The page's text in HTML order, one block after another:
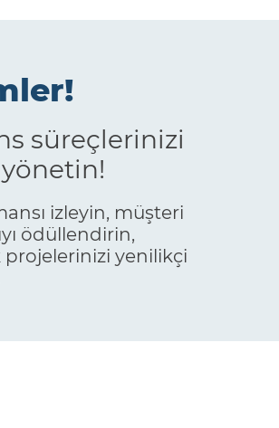
süreçlerinizi
izleyin, müşteri
ödüllendirin,
yenilikçi